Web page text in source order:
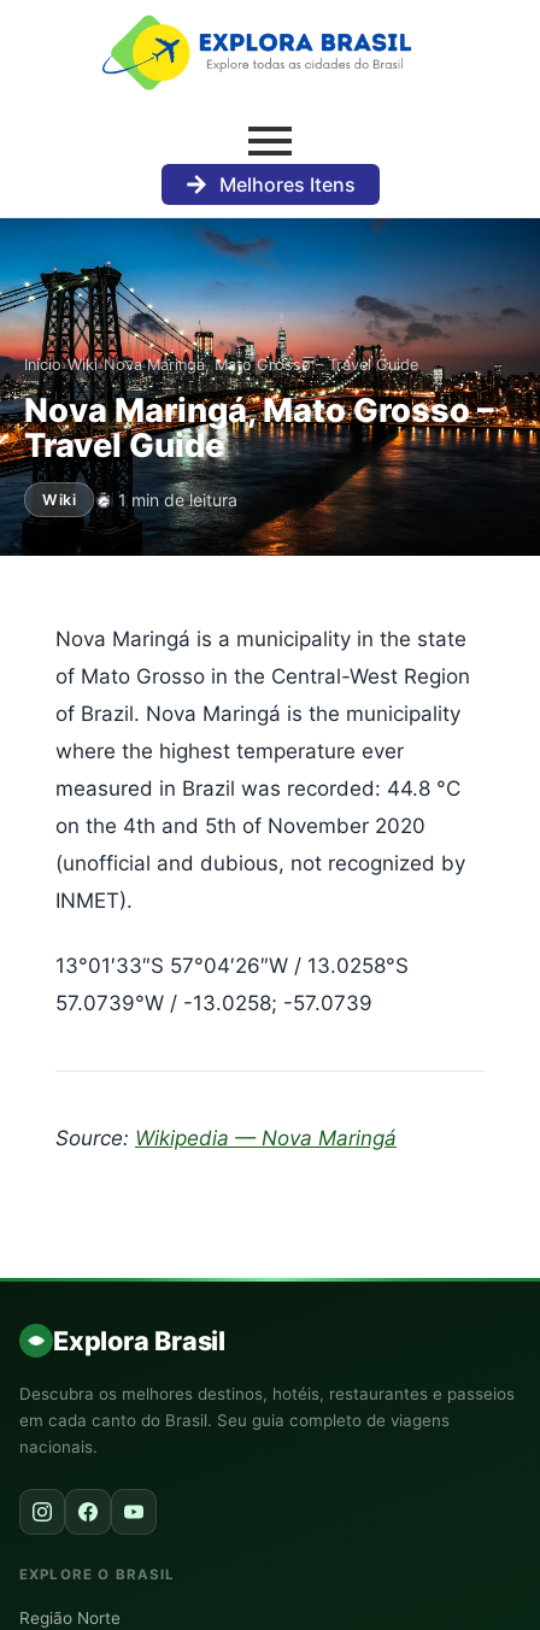
Melhores Itens
Início›Wiki›Nova Maringá, Mato Grosso – Travel Guide
Nova Maringá, Mato Grosso –
Travel Guide
Wiki 1 min de leitura
Nova Maringá is a municipality in the state
of Mato Grosso in the Central-West Region
of Brazil. Nova Maringá is the municipality
where the highest temperature ever
measured in Brazil was recorded: 44.8 °C
on the 4th and 5th of November 2020
(unofficial and dubious, not recognized by
INMET).
13°01′33″S 57°04′26″W / 13.0258°S
57.0739°W / -13.0258; -57.0739
Source: Wikipedia — Nova Maringá
Explora Brasil
Descubra os melhores destinos, hotéis, restaurantes e passeios
em cada canto do Brasil. Seu guia completo de viagens
nacionais.
EXPLORE O BRASIL
Região Norte